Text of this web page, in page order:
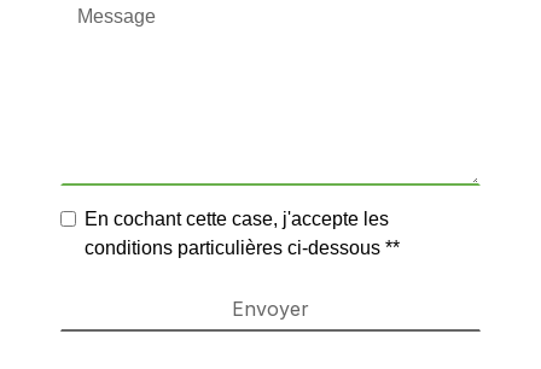
En cochant cette case, j'accepte les
conditions particulières ci-dessous **
Envoyer